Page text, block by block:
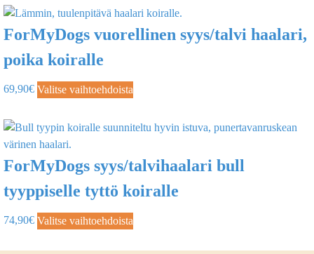
ForMyDogs vuorellinen syys/talvi haalari,
poika koiralle
69,90€ Valitse vaihtoehdoista
ForMyDogs syys/talvihaalari bull
tyyppiselle tyttö koiralle
74,90€ Valitse vaihtoehdoista